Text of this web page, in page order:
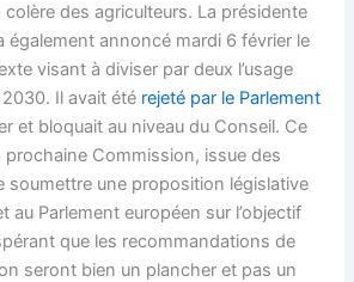
des agriculteurs. La présidente
également annoncé mardi 6 février le
visant à diviser par deux l’usage
Il avait été rejeté par le Parlement
et bloquait au niveau du Conseil. Ce
prochaine Commission, issue des
soumettre une proposition législative
au Parlement européen sur l’objectif
que les recommandations de
seront bien un plancher et pas un